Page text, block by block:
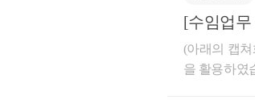
다).
보내
천차
많았습니다.
을 했습니다
꼭 해결방
(아래의 캡
을 활용하였